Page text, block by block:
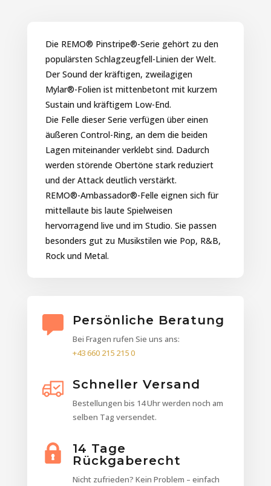
Die REMO® Pinstripe®-Serie gehört zu den
populärsten Schlagzeugfell-Linien der Welt.
Der Sound der kräftigen, zweilagigen
Mylar®-Folien ist mittenbetont mit kurzem
Sustain und kräftigem Low-End.
Die Felle dieser Serie verfügen über einen
äußeren Control-Ring, an dem die beiden
Lagen miteinander verklebt sind. Dadurch
werden störende Obertöne stark reduziert
und der Attack deutlich verstärkt.
REMO®-Ambassador®-Felle eignen sich für
mittellaute bis laute Spielweisen
hervorragend live und im Studio. Sie passen
besonders gut zu Musikstilen wie Pop, R&B,
Rock und Metal.
Persönliche Beratung
Bei Fragen rufen Sie uns ans:
+43 660 215 215 0
Schneller Versand
Bestellungen bis 14 Uhr werden noch am
selben Tag versendet.
14 Tage
Rückgaberecht
Nicht zufrieden? Kein Problem – einfach